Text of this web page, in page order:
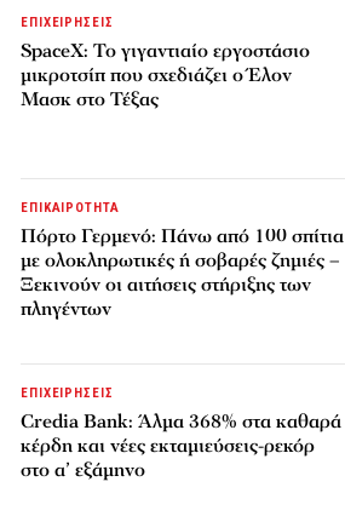
ΕΠΙΧΕΙΡΗΣΕΙΣ
SpaceX: Το γιγαντιαίο εργοστάσιο
μικροτσίπ που σχεδιάζει ο Έλον
Μασκ στο Τέξας
ΕΠΙΚΑΙΡΟΤΗΤΑ
Πόρτο Γερμενό: Πάνω από 100 σπίτια
με ολοκληρωτικές ή σοβαρές ζημιές –
Ξεκινούν οι αιτήσεις στήριξης των
πληγέντων
ΕΠΙΧΕΙΡΗΣΕΙΣ
Credia Bank: Άλμα 368% στα καθαρά
κέρδη και νέες εκταμιεύσεις-ρεκόρ
στο α’ εξάμηνο